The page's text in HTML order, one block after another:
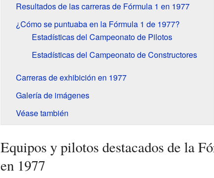
Resultados de las carreras de Fórmula 1 en 1977
¿Cómo se puntuaba en la Fórmula 1 de 1977?
Estadísticas del Campeonato de Pilotos
Estadísticas del Campeonato de Constructores
Carreras de exhibición en 1977
Galería de imágenes
Véase también
Equipos y pilotos destacados de la
en 1977